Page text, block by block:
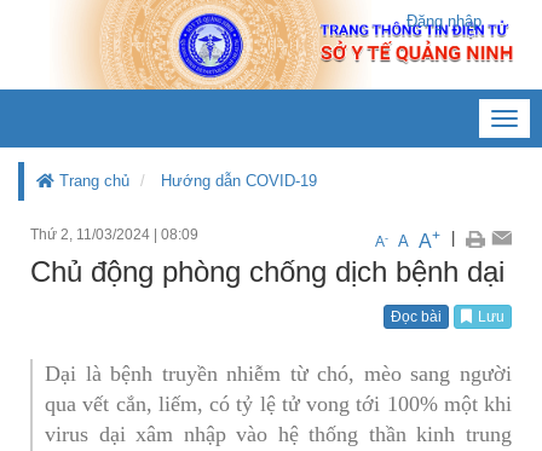
Đăng nhập
Trang chủ Hướng dẫn COVID-19
Thứ 2, 11/03/2024 08:09 A- A A+
Chủ động phòng chống dịch bệnh dại
Đọc bài Lưu
Dại là bệnh truyền nhiễm từ chó, mèo sang người
qua vết cắn, liếm, có tỷ lệ tử vong tới 100% một khi
virus dại xâm nhập vào hệ thống thần kinh trung